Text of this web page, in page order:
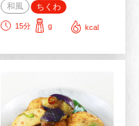
和風
ちくわ
15分 g kcal